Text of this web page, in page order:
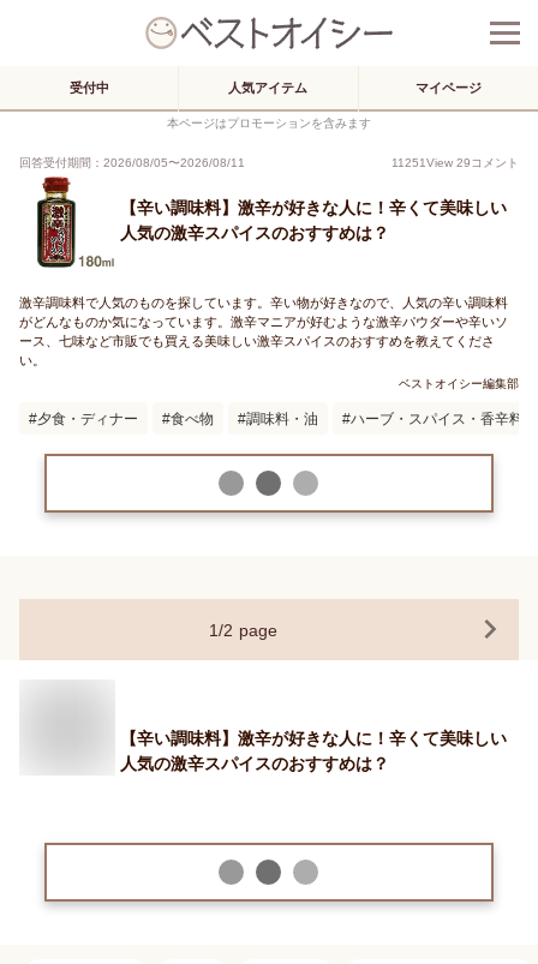
受付中 人気アイテム マイページ
本ページはプロモーションを含みます
回答受付期間： 2026/08/05〜2026/08/11 11251View 29コメント
【辛い調味料】激辛が好きな人に！辛くて美味しい
人気の激辛スパイスのおすすめは？
激辛調味料で人気のものを探しています。辛い物が好きなので、人気の辛い調味料
がどんなものか気になっています。激辛マニアが好むような激辛パウダーや辛いソ
ース、七味など市販でも買える美味しい激辛スパイスのおすすめを教えてくださ
い。
ベストオイシー編集部
夕食・ディナー 食べ物 調味料・油 ハーブ・スパイス・香辛料
1/2 page
【辛い調味料】激辛が好きな人に！辛くて美味しい
人気の激辛スパイスのおすすめは？